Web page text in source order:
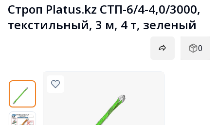
Строп Platus.kz СТП-6/4-4,0/3000,
текстильный, 3 м, 4 т, зеленый
0